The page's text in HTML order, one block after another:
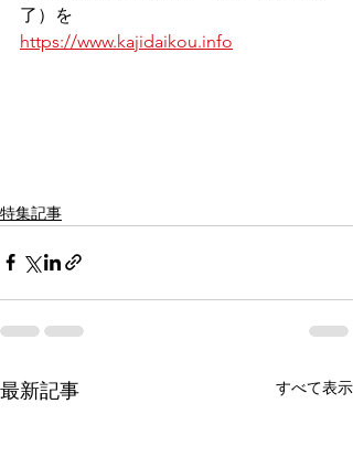
了）を
https://www.kajidaikou.info
特集記事
最新記事 すべて表示